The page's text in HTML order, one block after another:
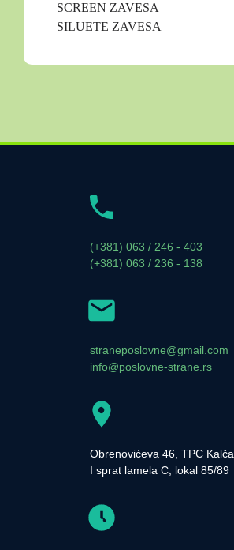
– SCREEN ZAVESA
– SILUETE ZAVESA
(+381) 063 / 246 - 403
(+381) 063 / 236 - 138
straneposlovne@gmail.com
info@poslovne-strane.rs
Obrenovićeva 46, TPC Kalča,
I sprat lamela C, lokal 85/89